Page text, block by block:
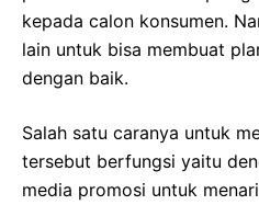
kepada calon konsumen.
lain untuk bisa membuat
dengan baik.
Salah satu caranya untuk
tersebut berfungsi yaitu
media promosi untuk